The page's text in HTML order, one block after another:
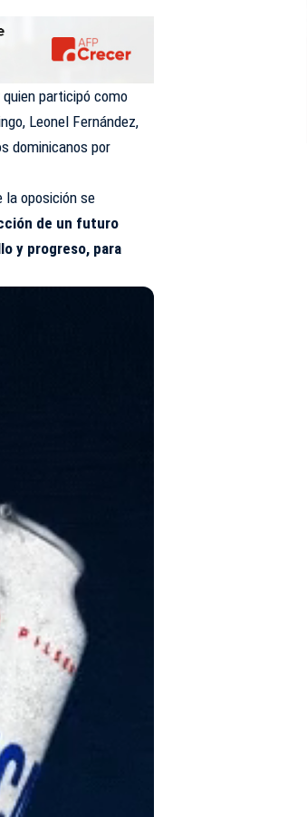
participó como
Leonel Fernández,
dominicanos por
la oposición se
de un futuro
y progreso, para